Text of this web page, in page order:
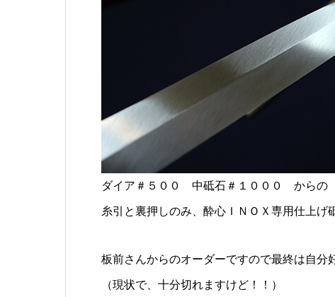
ダイア＃５００ 中砥石＃１０００ から
糸引と裏押しのみ、酔心ＩＮＯＸ専用仕上げ
板前さんからのオーダーですので最終は自分
（現状で、十分切れますけど！！）